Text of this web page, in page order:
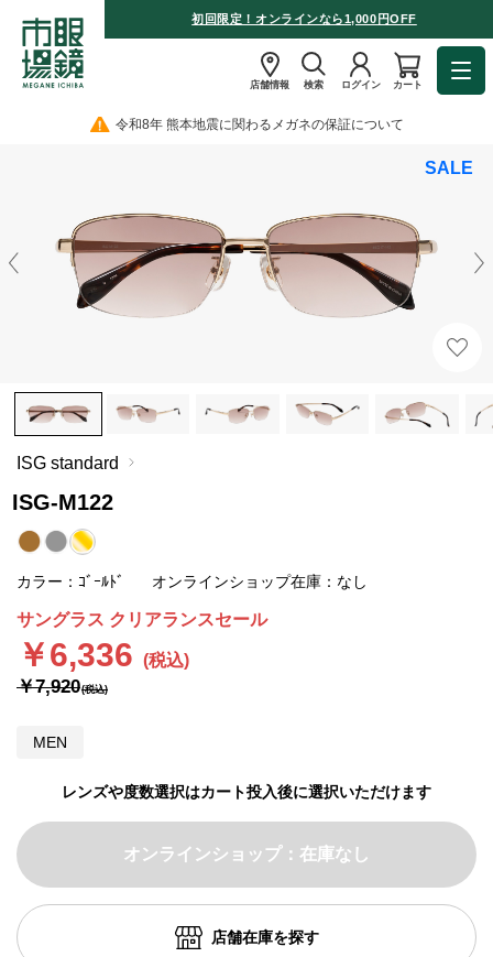
初回限定！オンラインなら1,000円OFF
店舗情報 検索 ログイン カート
令和8年 熊本地震に関わるメガネの保証について
SALE
ISG standard
ISG-M122
MEN
カラー：ｺﾞｰﾙﾄﾞ オンラインショップ在庫：なし
レンズや度数選択はカート投入後に選択いただけます
サングラス クリアランスセール
￥6,336
￥7,920
オンラインショップ：在庫なし
店舗在庫を探す